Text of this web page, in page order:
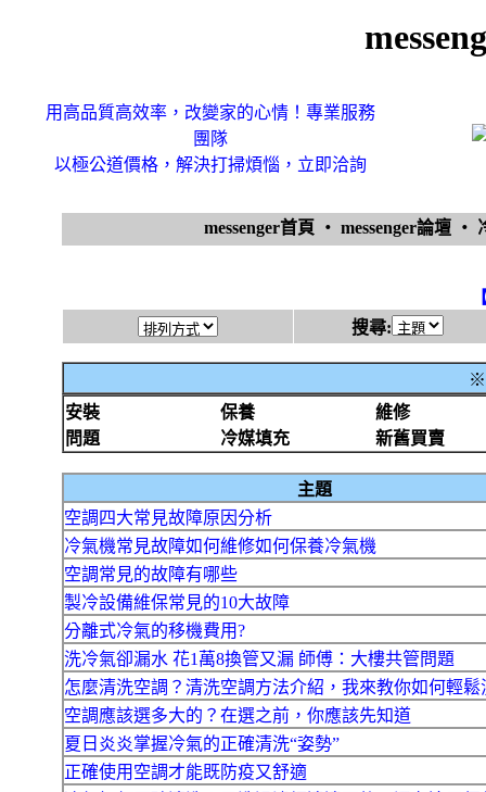
用高品質高效率，改變家的心情！專業服務
團隊
以極公道價格，解決打掃煩惱，立即洽詢
messenger首頁 ‧ messenger論壇 ‧
搜尋:
※
安裝
保養
維修
問題
冷媒填充 新舊買賣
主題
空調四大常見故障原因分析
冷氣機常見故障如何維修如何保養冷氣機
空調常見的故障有哪些
製冷設備維保常見的10大故障
分離式冷氣的移機費用?
洗冷氣卻漏水 花1萬8換管又漏 師傅：大樓共管問題
怎麼清洗空調？清洗空調方法介紹，我來教你如何輕鬆
空調應該選多大的？在選之前，你應該先知道
夏日炎炎掌握冷氣的正確清洗“姿勢”
正確使用空調才能既防疫又舒適